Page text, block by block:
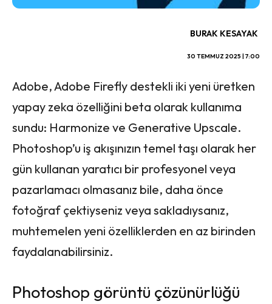
BURAK KESAYAK
30 TEMMUZ 2025 | 7:00
Adobe, Adobe Firefly destekli iki yeni üretken
yapay zeka özelliğini beta olarak kullanıma
sundu: Harmonize ve Generative Upscale.
Photoshop’u iş akışınızın temel taşı olarak her
gün kullanan yaratıcı bir profesyonel veya
pazarlamacı olmasanız bile, daha önce
fotoğraf çektiyseniz veya sakladıysanız,
muhtemelen yeni özelliklerden en az birinden
faydalanabilirsiniz.
Photoshop görüntü çözünürlüğü